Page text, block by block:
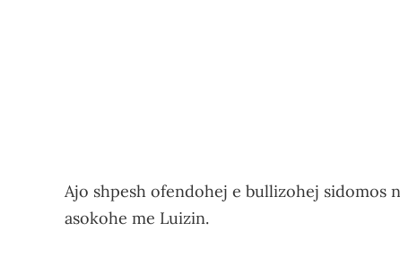
Ajo shpesh ofendohej e bullizohej sidomos
asokohe me Luizin.